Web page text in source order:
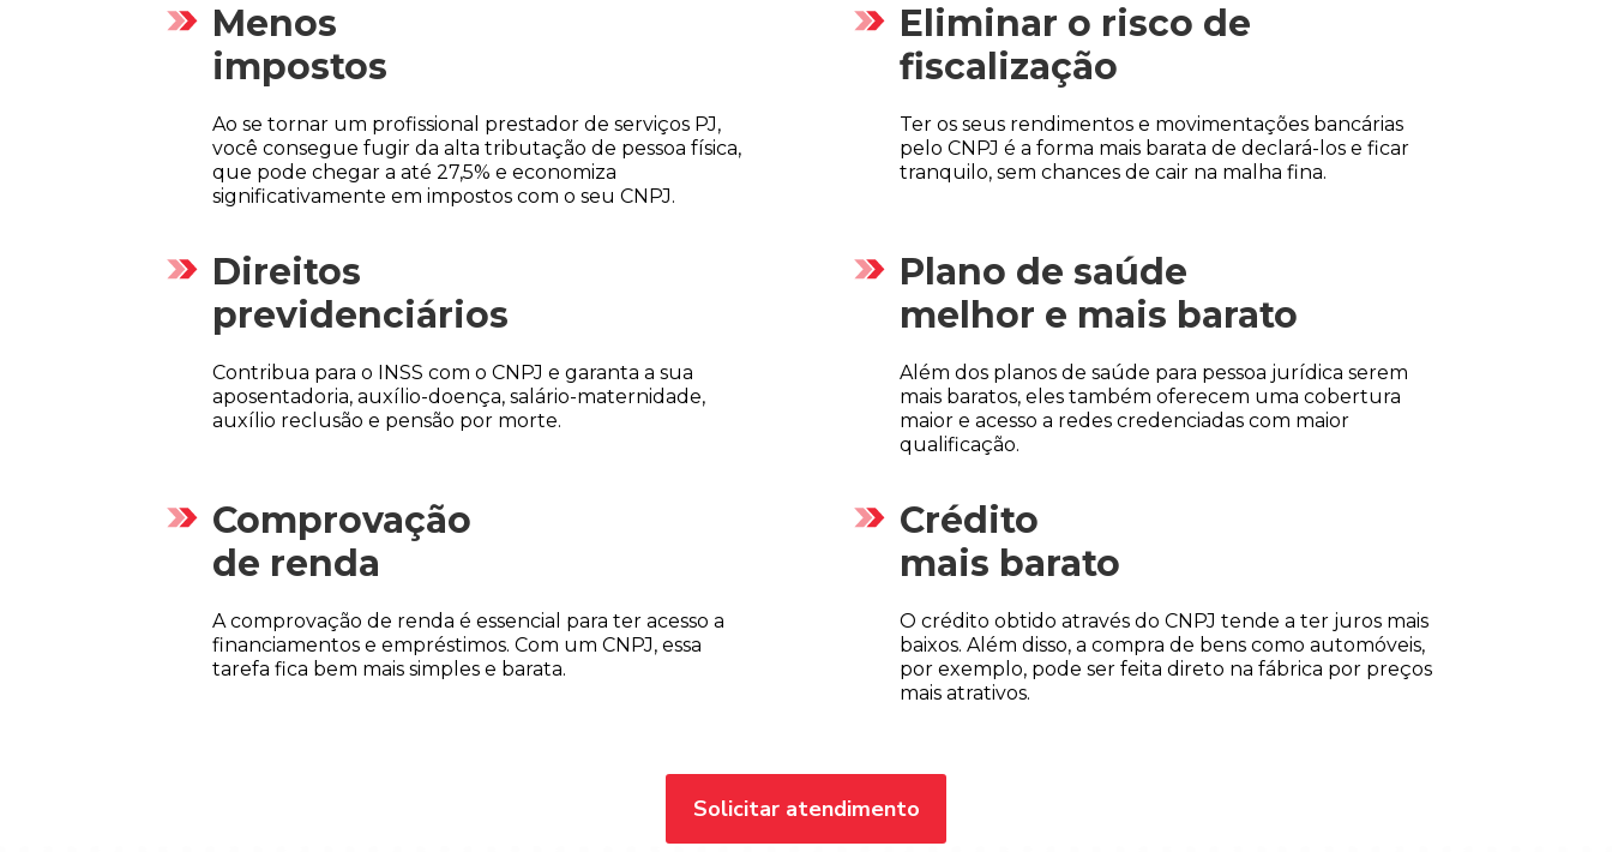
Menos
impostos
Ao se tornar um profissional prestador de serviços PJ,
você consegue fugir da alta tributação de pessoa física,
que pode chegar a até 27,5% e economiza
significativamente em impostos com o seu CNPJ.
Eliminar o risco de
fiscalização
Ter os seus rendimentos e movimentações bancárias
pelo CNPJ é a forma mais barata de declará-los e ficar
tranquilo, sem chances de cair na malha fina.
Direitos
previdenciários
Contribua para o INSS com o CNPJ e garanta a sua
aposentadoria, auxílio-doença, salário-maternidade,
auxílio reclusão e pensão por morte.
Plano de saúde
melhor e mais barato
Além dos planos de saúde para pessoa jurídica serem
mais baratos, eles também oferecem uma cobertura
maior e acesso a redes credenciadas com maior
qualificação.
Comprovação
de renda
A comprovação de renda é essencial para ter acesso a
financiamentos e empréstimos. Com um CNPJ, essa
tarefa fica bem mais simples e barata.
Crédito
mais barato
O crédito obtido através do CNPJ tende a ter juros mais
baixos. Além disso, a compra de bens como automóveis,
por exemplo, pode ser feita direto na fábrica por preços
mais atrativos.
Solicitar atendimento